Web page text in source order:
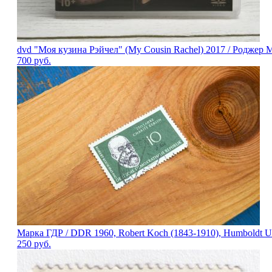
dvd "Моя кузина Рэйчел" (My Cousin Rachel) 2017 / Роджер
700 руб.
Марка ГДР / DDR 1960, Robert Koch (1843-1910), Humboldt
250 руб.